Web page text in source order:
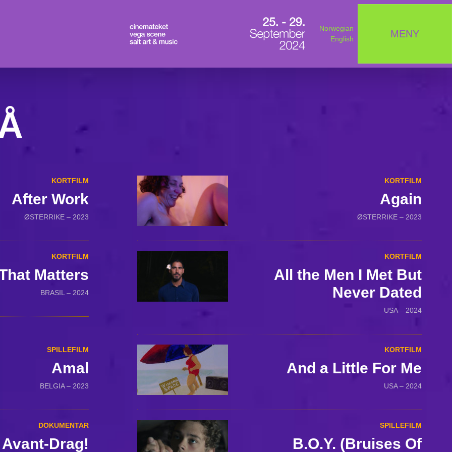
Norwegian
English
MENY
KORTFILM
After Work
ØSTERRIKE – 2023
KORTFILM
Again
ØSTERRIKE – 2023
KORTFILM
Matters
BRASIL – 2024
KORTFILM
All the Men I Met But
Never Dated
USA – 2024
SPILLEFILM
Amal
BELGIA – 2023
KORTFILM
And a Little For Me
USA – 2024
DOKUMENTAR
Avant-Drag!
SPILLEFILM
B.O.Y. (Bruises Of